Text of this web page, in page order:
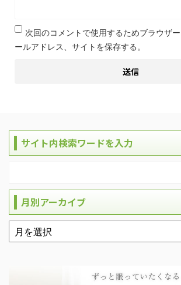
次回のコメントで使用するためブラウザ
ールアドレス、サイトを保存する。
サイト内検索ワードを入力
月別アーカイブ